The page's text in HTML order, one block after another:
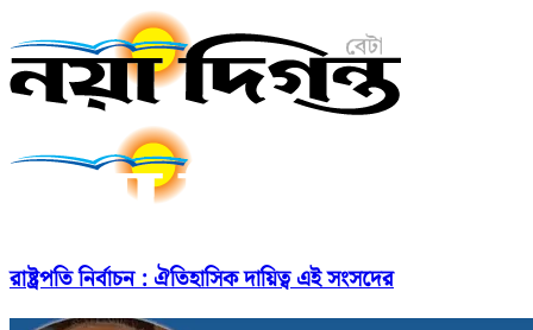
রাষ্ট্রপতি নির্বাচন : ঐতিহাসিক দায়িত্ব এই সংসদের